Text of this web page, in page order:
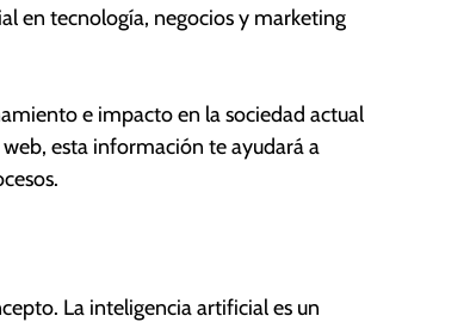
en tecnología, negocios y marketing
e impacto en la sociedad actual
esta información te ayudará a
La inteligencia artificial es un